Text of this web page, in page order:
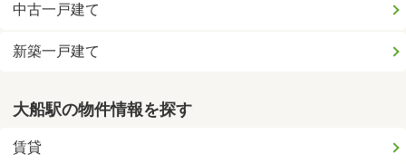
中古一戸建て
新築一戸建て
大船駅の物件情報を探す
賃貸